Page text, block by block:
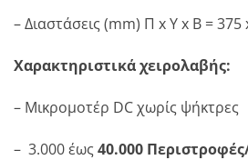
– Διαστάσεις (mm) Π x Υ x Β =
Χαρακτηριστικά χειρολαβής:
– Μικρομοτέρ DC χωρίς ψήκτρες
– 3.000 έως 40.000